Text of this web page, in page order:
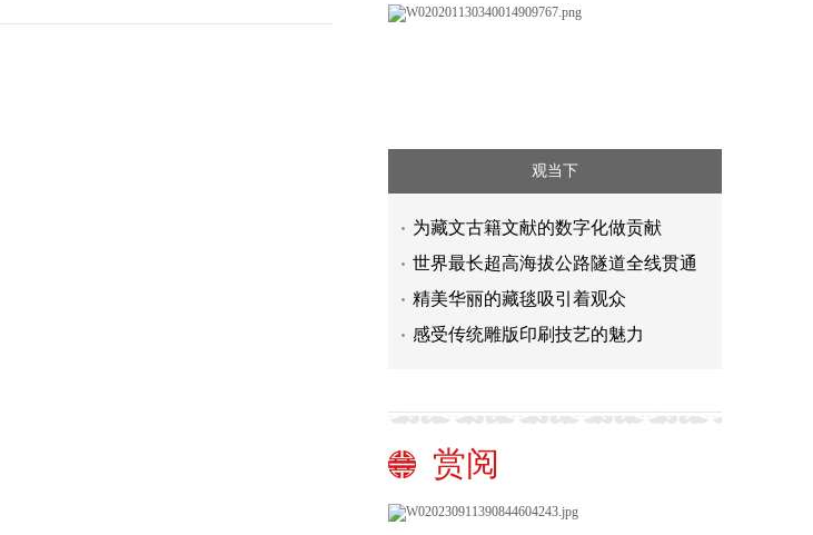
观当下
为藏文古籍文献的数字化做贡献
世界最长超高海拔公路隧道全线贯通
精美华丽的藏毯吸引着观众
感受传统雕版印刷技艺的魅力
赏阅